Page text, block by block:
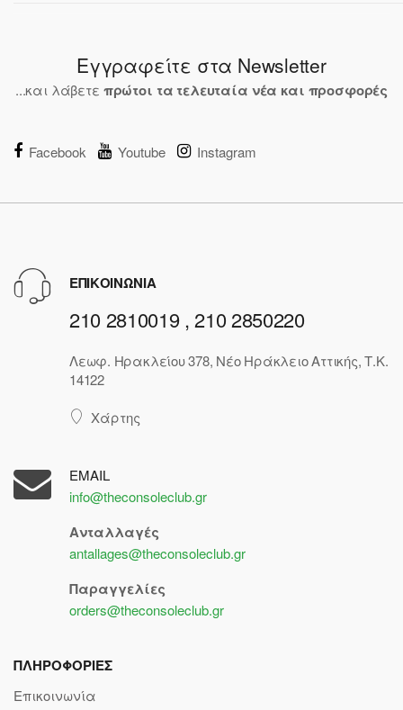
Εγγραφείτε στα Newsletter
...και λάβετε πρώτοι τα τελευταία νέα και προσφορές
Facebook Youtube Instagram
ΕΠΙΚΟΙΝΩΝΙΑ
210 2810019 , 210 2850220
Λεωφ. Ηρακλείου 378, Νέο Ηράκλειο Αττικής, Τ.Κ.
14122
Χάρτης
EMAIL
info@theconsoleclub.gr
Ανταλλαγές
antallages@theconsoleclub.gr
Παραγγελίες
orders@theconsoleclub.gr
ΠΛΗΡΟΦΟΡΙΕΣ
Επικοινωνία